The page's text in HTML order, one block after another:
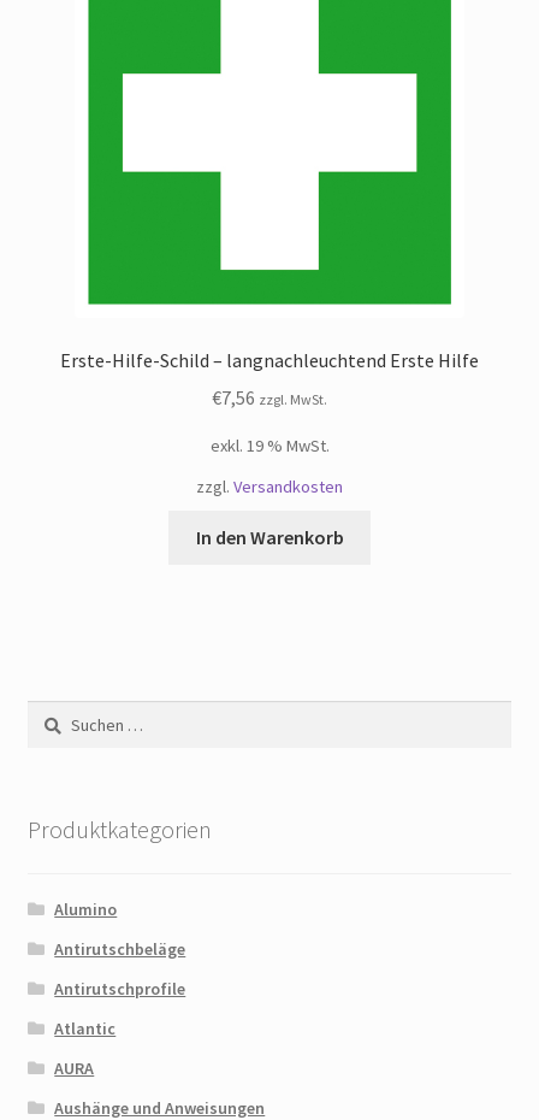
Erste-Hilfe-Schild – langnachleuchtend Erste Hilfe
€7,56 zzgl. MwSt.
exkl. 19 % MwSt.
zzgl. Versandkosten
In den Warenkorb
Suchen
nach:
Produktkategorien
Alumino
Antirutschbeläge
Antirutschprofile
Atlantic
AURA
Aushänge und Anweisungen